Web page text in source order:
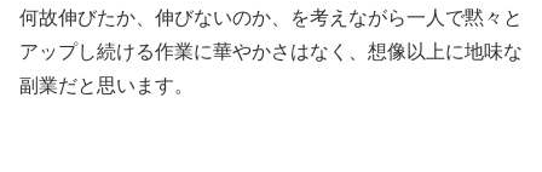
何故伸びたか、伸びないのか、を考えながら一人で黙々と
アップし続ける作業に華やかさはなく、想像以上に地味な
副業だと思います。